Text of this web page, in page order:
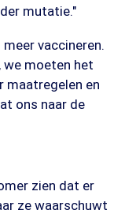
mutatie."
vaccineren.
we moeten het
maatregelen en
ons naar de
zien dat er
ze waarschuwt